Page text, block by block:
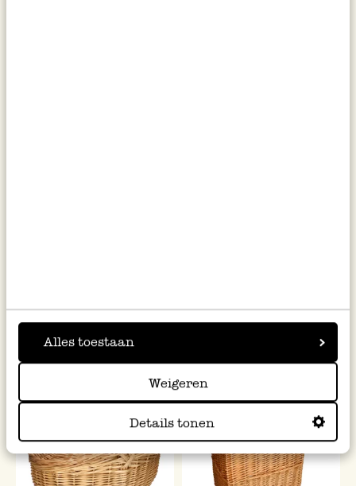
Alles toestaan
Weigeren
Details tonen